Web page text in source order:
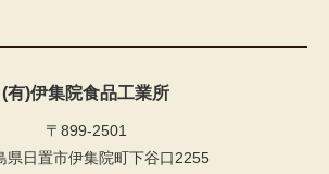
(有)伊集院食品工業所
〒899-2501
県日置市伊集院町下谷口2255